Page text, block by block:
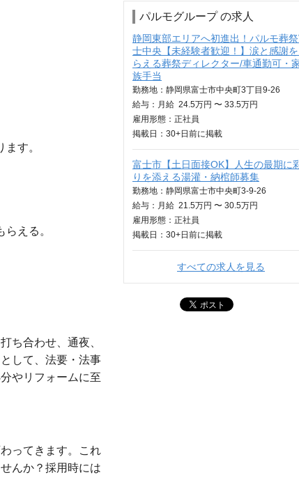
す。
える。
ち合わせ、通夜、
して、法要・法事
やリフォームに至
ってきます。これ
んか？採用時には
パルモグループ の求人
静岡東部エリアへ初進出！パルモ葬
士中央【未経験者歓迎！】涙と感謝を
らえる葬祭ディレクター/車通勤可・
族手当
勤務地：静岡県富士市中央町3丁目9-26
給与： 月給 24.5万円 〜 33.5万円
雇用形態：正社員
掲載日： 30+日 前に掲載
富士市【土日面接OK】人生の最期に
りを添える湯灌・納棺師募集
勤務地：静岡県富士市中央町3-9-26
給与： 月給 21.5万円 〜 30.5万円
雇用形態：正社員
掲載日： 30+日 前に掲載
すべての求人を見る